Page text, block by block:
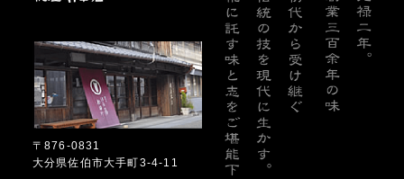
糀屋本店
〒876-0831
大分県佐伯市大手町3-4-11